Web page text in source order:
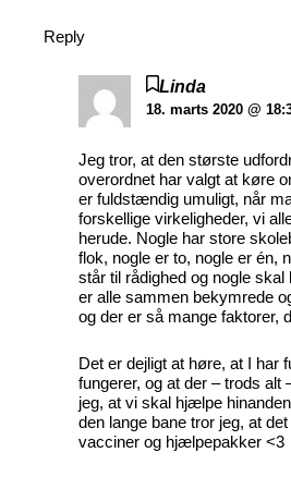
Reply
Linda
18. marts 2020 @
Jeg tror, at den største
overordnet har valgt at køre
er fuldstændig umuligt, når
forskellige virkeligheder, vi
herude. Nogle har store
flok, nogle er to, nogle er én,
står til rådighed og nogle
er alle sammen bekymrede
og der er så mange faktorer,
Det er dejligt at høre, at I har
fungerer, og at der – trods alt
jeg, at vi skal hjælpe
den lange bane tror jeg, at
vacciner og hjælpepakker <3